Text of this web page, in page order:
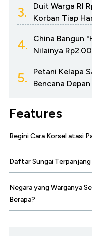
3.
Duit Warga RI
Korban Tiap
4.
China Bangun
Nilainya
5.
Petani Kelapa
Bencana
Features
Begini Cara Korsel atasi
Daftar Sungai
Negara yang Warganya
Berapa?